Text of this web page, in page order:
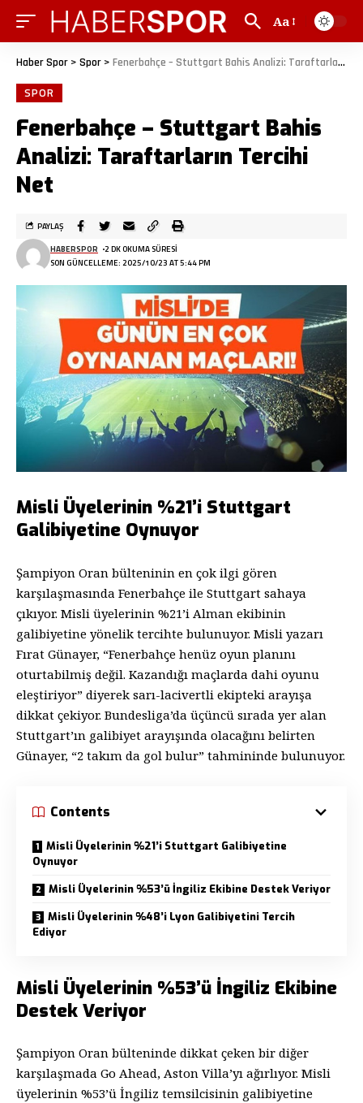
Aa
Haber Spor > Spor > Fenerbahçe – Stuttgart Bahis Analizi: Taraftarların Tercihi Net
SPOR
Fenerbahçe – Stuttgart Bahis
Analizi: Taraftarların Tercihi
Net
SON GÜNCELLEME: 2025/10/23 AT 5:44 PM
HABERSPOR 2 DK OKUMA SÜRESI
PAYLAŞ
Misli Üyelerinin %21’i Stuttgart
Galibiyetine Oynuyor
Şampiyon Oran bülteninin en çok ilgi gören
karşılaşmasında Fenerbahçe ile Stuttgart sahaya
çıkıyor. Misli üyelerinin %21’i Alman ekibinin
galibiyetine yönelik tercihte bulunuyor. Misli yazarı
Fırat Günayer, “Fenerbahçe henüz oyun planını
oturtabilmiş değil. Kazandığı maçlarda dahi oyunu
eleştiriyor” diyerek sarı-lacivertli ekipteki arayışa
dikkat çekiyor. Bundesliga’da üçüncü sırada yer alan
Stuttgart’ın galibiyet arayışında olacağını belirten
Günayer, “2 takım da gol bulur” tahmininde bulunuyor.
Contents
Misli Üyelerinin %21’i Stuttgart Galibiyetine
Oynuyor
Misli Üyelerinin %53’ü İngiliz Ekibine Destek Veriyor
Misli Üyelerinin %48’i Lyon Galibiyetini Tercih
Ediyor
Misli Üyelerinin %53’ü İngiliz Ekibine
Destek Veriyor
Şampiyon Oran bülteninde dikkat çeken bir diğer
karşılaşmada Go Ahead, Aston Villa’yı ağırlıyor. Misli
üyelerinin %53’ü İngiliz temsilcisinin galibiyetine